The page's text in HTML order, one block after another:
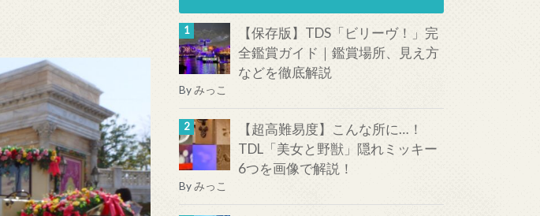
【保存版】TDS「ビリーヴ！」完
全鑑賞ガイド｜鑑賞場所、見え方
などを徹底解説
Byみっこ
【超高難易度】こんな所に…！
TDL「美女と野獣」隠れミッキー
6つを画像で解説！
Byみっこ